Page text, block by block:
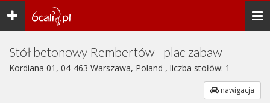
Toggle
navigation
Stół betonowy Rembertów - plac zabaw
Kordiana 01, 04-463 Warszawa, Poland , liczba stołów: 1
nawigacja